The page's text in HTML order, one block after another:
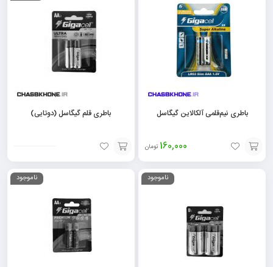
باطری نیم‌قلمی آلکالاین گیگاسل
160,000 تومان
افزودن
باطری قلم گیگاسل (دوتایی)
افزودن
ناموجود ناموجود